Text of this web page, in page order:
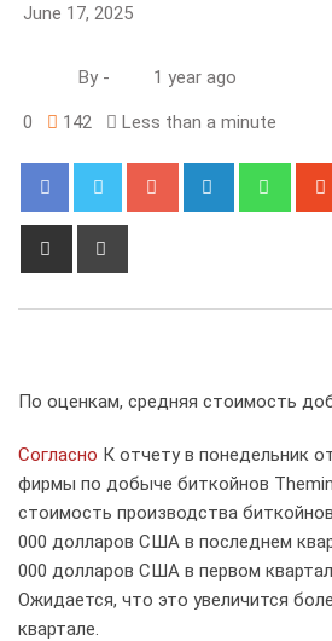
June 17, 2025
By - 1 year ago
0 142 Less than a minute
Googl
via
По оценкам, средняя стоимость
Согласно К отчету в понедельник
фирмы по добыче биткойнов
стоимость производства
000 долларов США в последнем
000 долларов США в первом
Ожидается, что это увеличится
квартале.